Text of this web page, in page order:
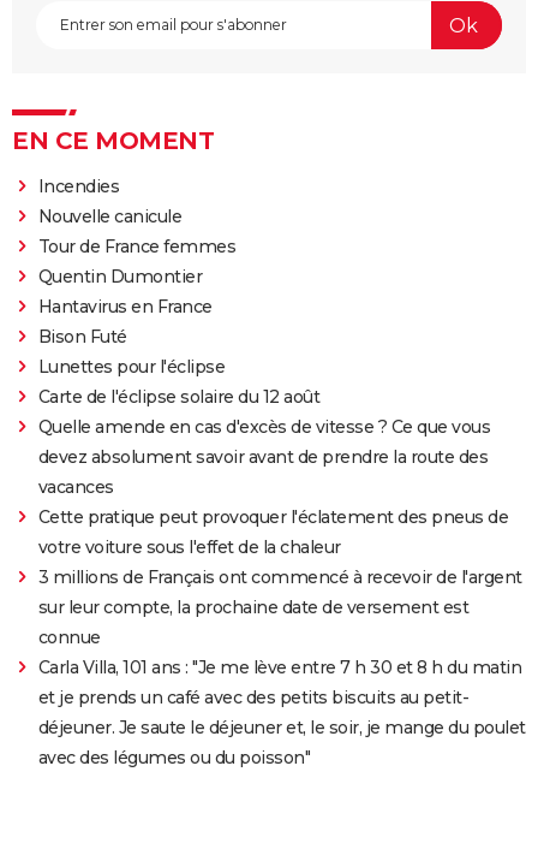
EN CE MOMENT
Incendies
Nouvelle canicule
Tour de France femmes
Quentin Dumontier
Hantavirus en France
Bison Futé
Lunettes pour l'éclipse
Carte de l'éclipse solaire du 12 août
Quelle amende en cas d'excès de vitesse ? Ce que vous
devez absolument savoir avant de prendre la route des
vacances
Cette pratique peut provoquer l'éclatement des pneus de
votre voiture sous l'effet de la chaleur
3 millions de Français ont commencé à recevoir de l'argent
sur leur compte, la prochaine date de versement est
connue
Carla Villa, 101 ans : "Je me lève entre 7 h 30 et 8 h du matin
et je prends un café avec des petits biscuits au petit-
déjeuner. Je saute le déjeuner et, le soir, je mange du poulet
avec des légumes ou du poisson"